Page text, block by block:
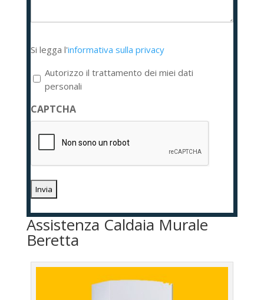
legga
l'informativa
sulla
privacy
*
Si legga l'informativa sulla privacy
Autorizzo il trattamento dei miei dati
personali
CAPTCHA
Assistenza Caldaia Murale
Beretta